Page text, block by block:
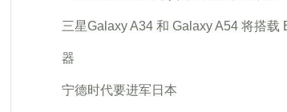
三星Galaxy A34 和 Galaxy A54 将搭载
器
宁德时代要进军日本